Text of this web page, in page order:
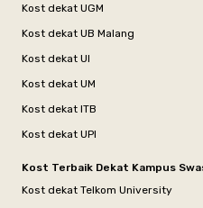
Kost dekat UGM
Kost dekat UB Malang
Kost dekat UI
Kost dekat UM
Kost dekat ITB
Kost dekat UPI
Kost Terbaik Dekat Kampus
Kost dekat Telkom University